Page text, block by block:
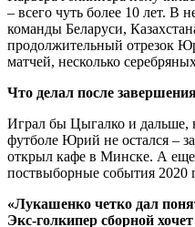
– всего чуть более 10 лет. В
команды Беларуси,
продолжительный отрезок
матчей, несколько
Что делал после
Играл бы Цыгалко и дальше,
футболе Юрий не остался –
открыл кафе в Минске. А еще
поствыборные события 2020
«Лукашенко четко дал
Экс-голкипер сборной